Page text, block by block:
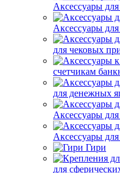
Аксессуары
Аксессуары
для чековых
счетчикам
для денежных
Аксессуары
Аксессуары
Гири
для